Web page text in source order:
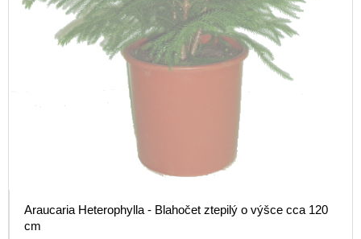
Araucaria Heterophylla - Blahočet ztepilý o výšce cca 120
cm